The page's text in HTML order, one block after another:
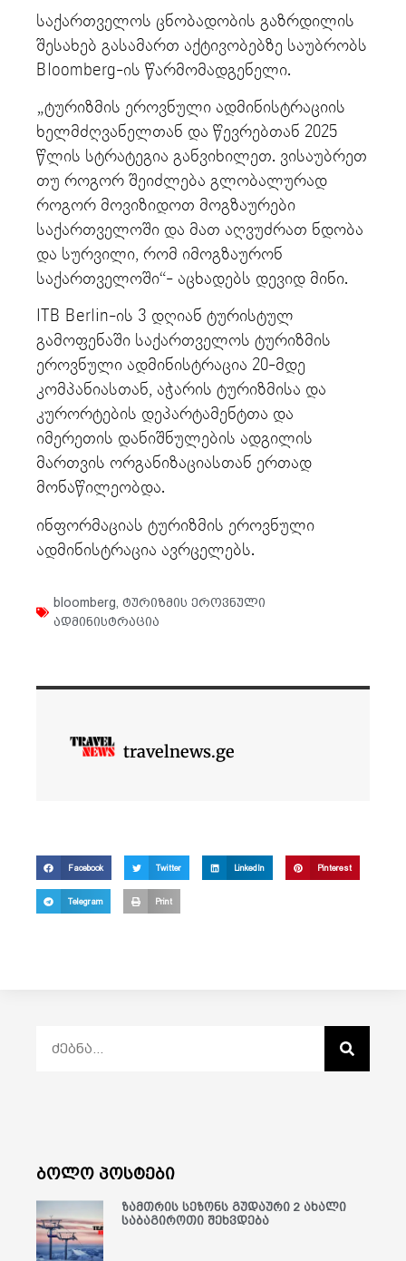
საქართველოს ცნობადობის გაზრდილის
შესახებ გასამართ აქტივობებზე საუბრობს
Bloomberg-ის წარმომადგენელი.
„ტურიზმის ეროვნული ადმინისტრაციის
ხელმძღვანელთან და წევრებთან 2025
წლის სტრატეგია განვიხილეთ. ვისაუბრეთ
თუ როგორ შეიძლება გლობალურად
როგორ მოვიზიდოთ მოგზაურები
საქართველოში და მათ აღვუძრათ ნდობა
და სურვილი, რომ იმოგზაურონ
საქართველოში“- აცხადებს დევიდ მინი.
ITB Berlin-ის 3 დღიან ტურისტულ
გამოფენაში საქართველოს ტურიზმის
ეროვნული ადმინისტრაცია 20-მდე
კომპანიასთან, აჭარის ტურიზმისა და
კურორტების დეპარტამენტთა და
იმერეთის დანიშნულების ადგილის
მართვის ორგანიზაციასთან ერთად
მონაწილეობდა.
ინფორმაციას ტურიზმის ეროვნული
ადმინისტრაცია ავრცელებს.
bloomberg ტურიზმის ეროვნული
ადმინისტრაცია
travelnews.ge
Facebook Twitter LinkedIn Pinterest
Telegram Print
ბოლო პოსტები
ზამთრის სეზონს გუდაური 2 ახალი
საბაგიროთი შეხვდება